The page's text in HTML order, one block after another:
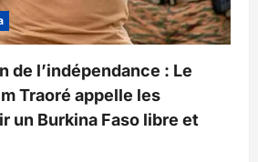
de l’indépendance : Le
Traoré appelle les
un Burkina Faso libre et